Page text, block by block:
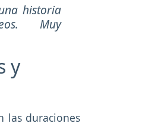
historia
Muy
y
las duraciones